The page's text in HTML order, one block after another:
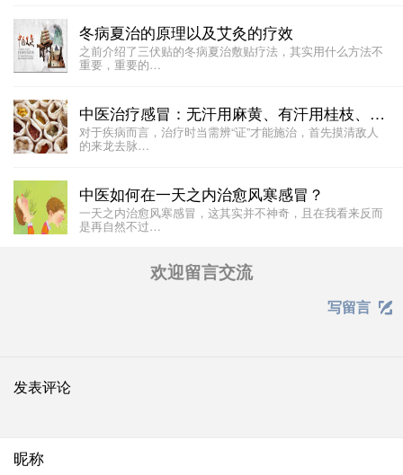
冬病夏治的原理以及艾灸的疗效
之前介绍了三伏贴的冬病夏治敷贴疗法，其实用什么方法不
重要，重要的…
中医治疗感冒：无汗用麻黄、有汗用桂枝、解肌用葛根
对于疾病而言，治疗时当需辨“证”才能施治，首先摸清敌人
的来龙去脉…
中医如何在一天之内治愈风寒感冒？
一天之内治愈风寒感冒，这其实并不神奇，且在我看来反而
是再自然不过…
欢迎留言交流
写留言 
发表评论
昵称